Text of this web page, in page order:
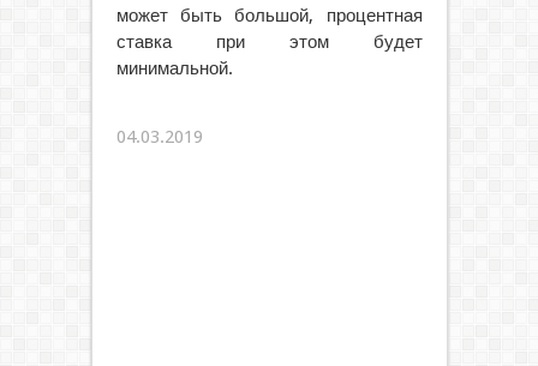
может быть большой, процентная
ставка при этом будет
минимальной.
04.03.2019